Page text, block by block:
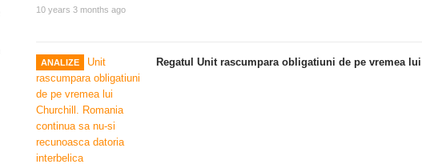
10 years 3 months ago
ANALIZE Regatul Unit rascumpara obligatiuni de pe vremea